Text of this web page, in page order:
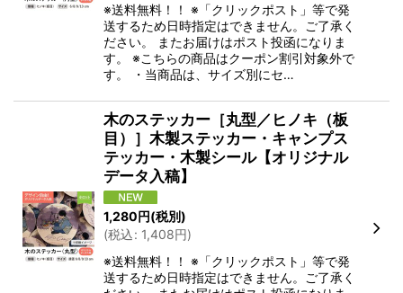
※送料無料！！ ※「クリックポスト」等で発
送するため日時指定はできません。ご了承く
ださい。 またお届けはポスト投函になりま
す。 ※こちらの商品はクーポン割引対象外で
す。 ・当商品は、サイズ別にセ…
木のステッカー［丸型／ヒノキ（板
目）］木製ステッカー・キャンプス
テッカー・木製シール【オリジナル
データ入稿】
1,280円(税別)
(税込: 1,408円)
※送料無料！！ ※「クリックポスト」等で発
送するため日時指定はできません。ご了承く